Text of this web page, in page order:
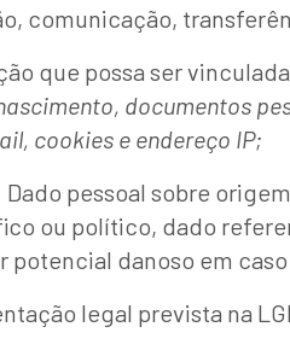
comunicação,
que possa ser
documentos
cookies e endereço IP;
Dado pessoal sobre
ou político, dado
potencial danoso em
legal prevista na